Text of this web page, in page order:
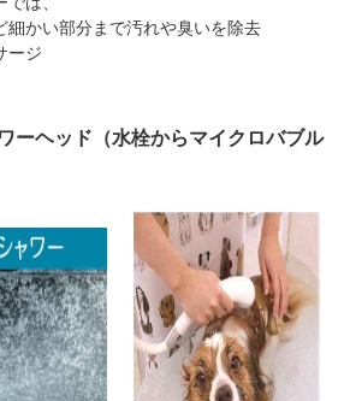
かい部分まで汚れや臭いを除去
ジ
ーヘッド（水栓からマイクロバブル